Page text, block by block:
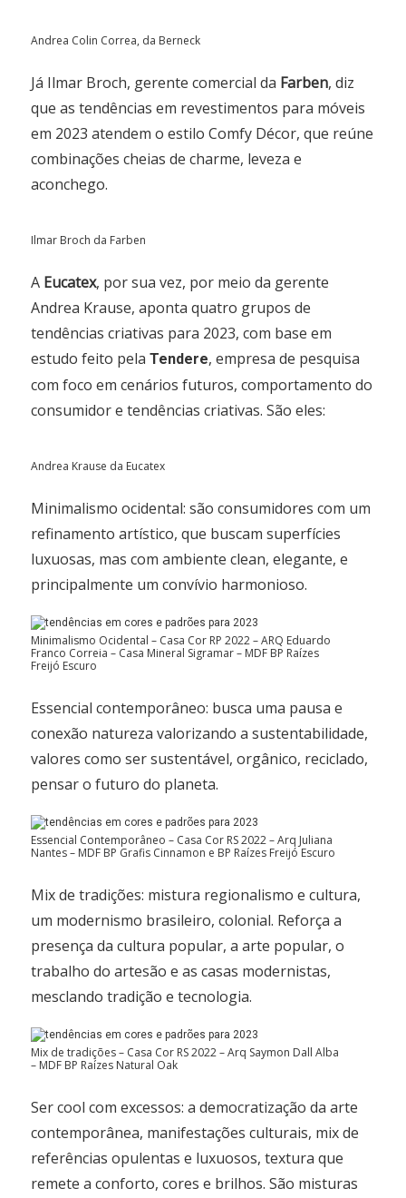
Andrea Colin Correa, da Berneck
Já Ilmar Broch, gerente comercial da Farben, diz
que as tendências em revestimentos para móveis
em 2023 atendem o estilo Comfy Décor, que reúne
combinações cheias de charme, leveza e
aconchego.
Ilmar Broch da Farben
A Eucatex, por sua vez, por meio da gerente
Andrea Krause, aponta quatro grupos de
tendências criativas para 2023, com base em
estudo feito pelaTendere, empresa de pesquisa
com foco em cenários futuros, comportamento do
consumidor e tendências criativas. São eles:
Andrea Krause da Eucatex
Minimalismo ocidental: são consumidores com um
refinamento artístico, que buscam superfícies
luxuosas, mas com ambiente clean, elegante, e
principalmente um convívio harmonioso.
Minimalismo Ocidental – Casa Cor RP 2022 – ARQ Eduardo
Franco Correia – Casa Mineral Sigramar – MDF BP Raízes
Freijó Escuro
Essencial contemporâneo: busca uma pausa e
conexão natureza valorizando a sustentabilidade,
valores como ser sustentável, orgânico, reciclado,
pensar o futuro do planeta.
Essencial Contemporâneo – Casa Cor RS 2022 – Arq Juliana
Nantes – MDF BP Grafis Cinnamon e BP Raízes Freijó Escuro
Mix de tradições: mistura regionalismo e cultura,
um modernismo brasileiro, colonial. Reforça a
presença da cultura popular, a arte popular, o
trabalho do artesão e as casas modernistas,
mesclando tradição e tecnologia.
Mix de tradições – Casa Cor RS 2022 – Arq Saymon Dall Alba
– MDF BP Raízes Natural Oak
Ser cool com excessos: a democratização da arte
contemporânea, manifestações culturais, mix de
referências opulentas e luxuosos, textura que
remete a conforto, cores e brilhos. São misturas